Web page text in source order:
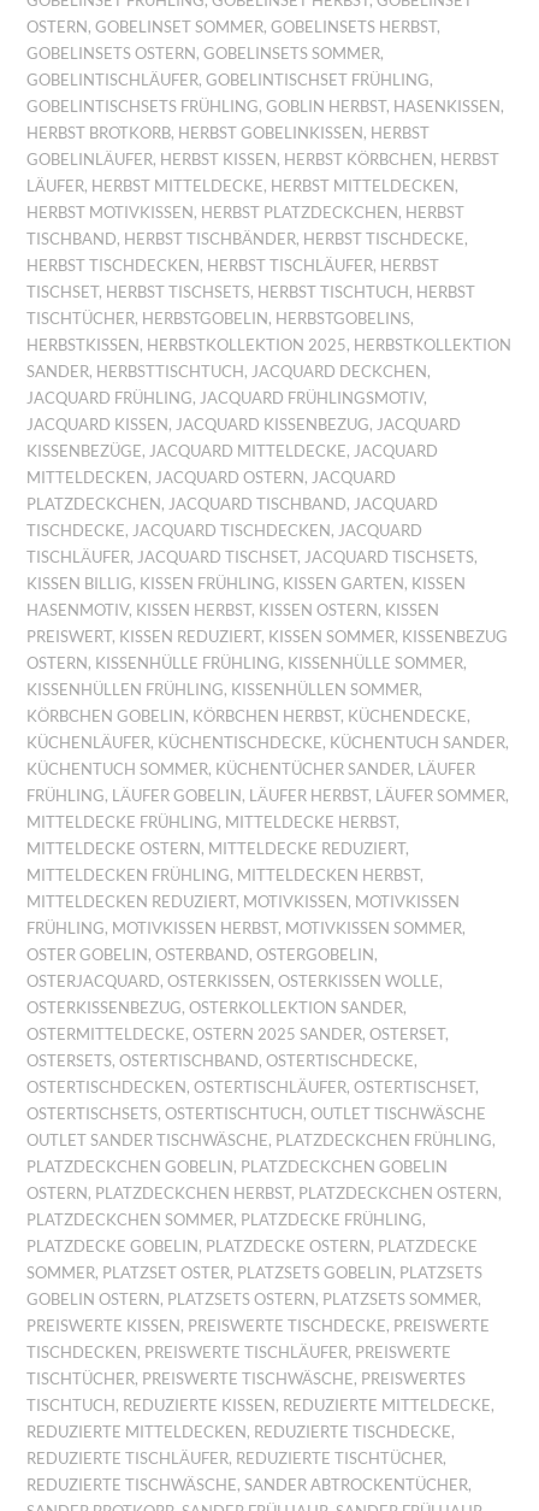
OSTERN ,GOBELINSET SOMMER,GOBELINSETS HERBST,
GOBELINSETS OSTERN ,GOBELINSETS SOMMER,
GOBELINTISCHLÄUFER,GOBELINTISCHSET FRÜHLING,
GOBELINTISCHSETS FRÜHLING,GOBLIN HERBST, HASENKISSEN ,
HERBST BROTKORB, HERBST GOBELINKISSEN , HERBST
GOBELINLÄUFER, HERBST KISSEN , HERBST KÖRBCHEN , HERBST
LÄUFER, HERBST MITTELDECKE, HERBST MITTELDECKEN ,
HERBST MOTIVKISSEN , HERBST PLATZDECKCHEN , HERBST
TISCHBAND, HERBST TISCHBÄNDER, HERBST TISCHDECKE,
HERBST TISCHDECKEN , HERBST TISCHLÄUFER, HERBST
TISCHSET, HERBST TISCHSETS, HERBST TISCHTUCH , HERBST
TISCHTÜCHER, HERBSTGOBELIN , HERBSTGOBELINS,
HERBSTKISSEN , HERBSTKOLLEKTION 2025, HERBSTKOLLEKTION
SANDER, HERBSTTISCHTUCH ,JACQUARD DECKCHEN ,
JACQUARD FRÜHLING,JACQUARD FRÜHLINGSMOTIV,
JACQUARD KISSEN ,JACQUARD KISSENBEZUG,JACQUARD
KISSENBEZÜGE,JACQUARD MITTELDECKE,JACQUARD
MITTELDECKEN ,JACQUARD OSTERN ,JACQUARD
PLATZDECKCHEN ,JACQUARD TISCHBAND,JACQUARD
TISCHDECKE,JACQUARD TISCHDECKEN ,JACQUARD
TISCHLÄUFER,JACQUARD TISCHSET,JACQUARD TISCHSETS,
KISSEN BILLIG, KISSEN FRÜHLING, KISSEN GARTEN , KISSEN
HASENMOTIV, KISSEN HERBST, KISSEN OSTERN , KISSEN
PREISWERT, KISSEN REDUZIERT, KISSEN SOMMER, KISSENBEZUG
OSTERN , KISSENHÜLLE FRÜHLING, KISSENHÜLLE SOMMER,
KISSENHÜLLEN FRÜHLING, KISSENHÜLLEN SOMMER,
KÖRBCHEN GOBELIN , KÖRBCHEN HERBST, KÜCHENDECKE,
KÜCHENLÄUFER, KÜCHENTISCHDECKE, KÜCHENTUCH SANDER,
KÜCHENTUCH SOMMER, KÜCHENTÜCHER SANDER, LÄUFER
FRÜHLING, LÄUFER GOBELIN , LÄUFER HERBST, LÄUFER SOMMER,
MITTELDECKE FRÜHLING, MITTELDECKE HERBST,
MITTELDECKE OSTERN , MITTELDECKE REDUZIERT,
MITTELDECKEN FRÜHLING, MITTELDECKEN HERBST,
MITTELDECKEN REDUZIERT, MOTIVKISSEN , MOTIVKISSEN
FRÜHLING, MOTIVKISSEN HERBST, MOTIVKISSEN SOMMER,
OSTER GOBELIN ,OSTERBAND,OSTERGOBELIN ,
OSTERJACQUARD,OSTERKISSEN ,OSTERKISSEN WOLLE,
OSTERKISSENBEZUG,OSTERKOLLEKTION SANDER,
OSTERMITTELDECKE,OSTERN 2025 SANDER,OSTERSET,
OSTERSETS,OSTERTISCHBAND,OSTERTISCHDECKE,
OSTERTISCHDECKEN ,OSTERTISCHLÄUFER,OSTERTISCHSET,
OSTERTISCHSETS,OSTERTISCHTUCH ,OUTLET TISCHWÄSCHE
OUTLET SANDER TISCHWÄSCHE, PLATZDECKCHEN FRÜHLING,
PLATZDECKCHEN GOBELIN , PLATZDECKCHEN GOBELIN
OSTERN , PLATZDECKCHEN HERBST, PLATZDECKCHEN OSTERN ,
PLATZDECKCHEN SOMMER, PLATZDECKE FRÜHLING,
PLATZDECKE GOBELIN , PLATZDECKE OSTERN , PLATZDECKE
SOMMER, PLATZSET OSTER, PLATZSETS GOBELIN , PLATZSETS
GOBELIN OSTERN , PLATZSETS OSTERN , PLATZSETS SOMMER,
PREISWERTE KISSEN , PREISWERTE TISCHDECKE, PREISWERTE
TISCHDECKEN , PREISWERTE TISCHLÄUFER, PREISWERTE
TISCHTÜCHER, PREISWERTE TISCHWÄSCHE, PREISWERTES
TISCHTUCH , REDUZIERTE KISSEN , REDUZIERTE MITTELDECKE,
REDUZIERTE MITTELDECKEN , REDUZIERTE TISCHDECKE,
REDUZIERTE TISCHLÄUFER, REDUZIERTE TISCHTÜCHER,
REDUZIERTE TISCHWÄSCHE,SANDER ABTROCKENTÜCHER,